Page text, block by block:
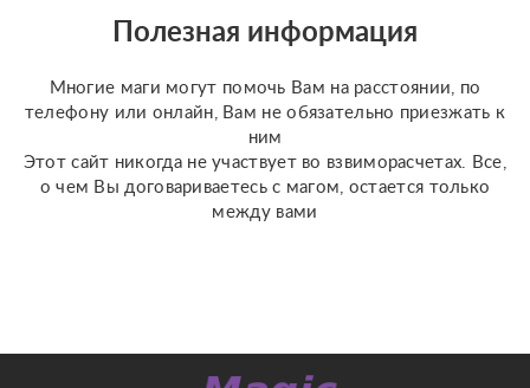
и вы будете полностью
защищены не на время,
люб...
Полезная информация
Многие маги могут помочь Вам на расстоянии, по
телефону или онлайн, Вам не обязательно приезжать к
ним
Этот сайт никогда не участвует во взвиморасчетах. Все,
о чем Вы договариваетесь с магом, остается только
между вами